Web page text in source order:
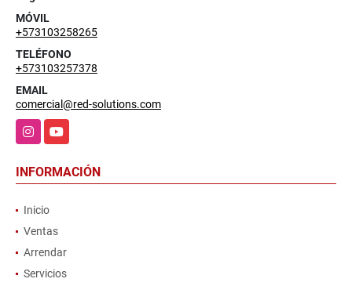
MÓVIL
+573103258265
TELÉFONO
+573103257378
EMAIL
comercial@red-solutions.com
InstagramYouTube
INFORMACIÓN
Inicio
Ventas
Arrendar
Servicios